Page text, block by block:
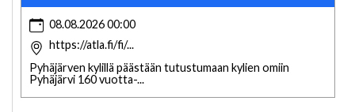
08.08.2026 00:00
https://atla.fi/fi/...
Pyhäjärven kylillä päästään tutustumaan kylien omiin
Pyhäjärvi 160 vuotta-...